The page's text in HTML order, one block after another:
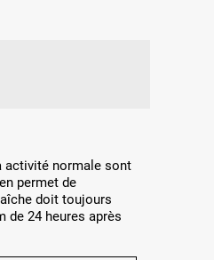
activité normale sont
permet de
doit toujours
de 24 heures après